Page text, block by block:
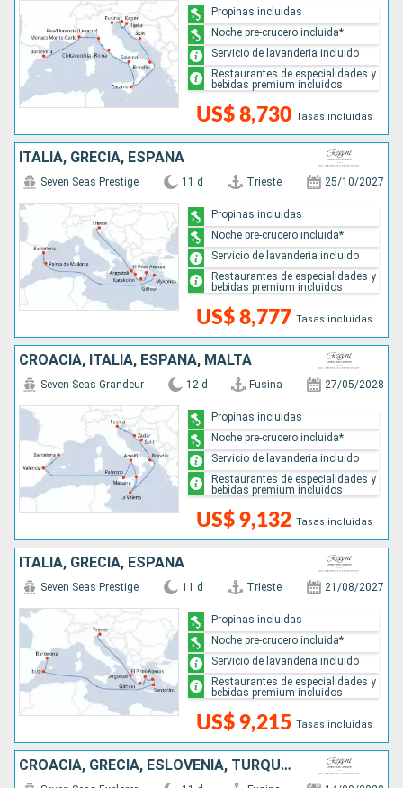
US$ 8,730 Tasas incluidas
Propinas incluidas
Noche pre-crucero incluida*
Servicio de lavanderia incluido
Restaurantes de especialidades y
bebidas premium incluidos
ITALIA, GRECIA, ESPAÑA
Seven Seas Prestige 11 d Trieste 25/10/2027
US$ 8,777 Tasas incluidas
Propinas incluidas
Noche pre-crucero incluida*
Servicio de lavanderia incluido
Restaurantes de especialidades y
bebidas premium incluidos
CROACIA, ITALIA, ESPAÑA, MALTA
Seven Seas Grandeur 12 d Fusina 27/05/2028
US$ 9,132 Tasas incluidas
Propinas incluidas
Noche pre-crucero incluida*
Servicio de lavanderia incluido
Restaurantes de especialidades y
bebidas premium incluidos
ITALIA, GRECIA, ESPAÑA
Seven Seas Prestige 11 d Trieste 21/08/2027
US$ 9,215 Tasas incluidas
Propinas incluidas
Noche pre-crucero incluida*
Servicio de lavanderia incluido
Restaurantes de especialidades y
bebidas premium incluidos
CROACIA, GRECIA, ESLOVENIA, TURQUÍA, ITALIA